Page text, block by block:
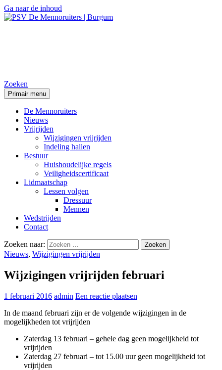
Ga naar de inhoud
Zoeken
Primair menu
De Mennoruiters
Nieuws
Vrijrijden
Wijzigingen vrijrijden
Indeling hallen
Bestuur
Huishoudelijke regels
Veiligheidscertificaat
Lidmaatschap
Lessen volgen
Dressuur
Mennen
Wedstrijden
Contact
Zoeken naar:
Nieuws, Wijzigingen vrijrijden
Wijzigingen vrijrijden februari
1 februari 2016 admin Een reactie plaatsen
In de maand februari zijn er de volgende wijzigingen in de
mogelijkheden tot vrijrijden
Zaterdag 13 februari – gehele dag geen mogelijkheid tot
vrijrijden
Zaterdag 27 februari – tot 15.00 uur geen mogelijkheid tot
vrijrijden